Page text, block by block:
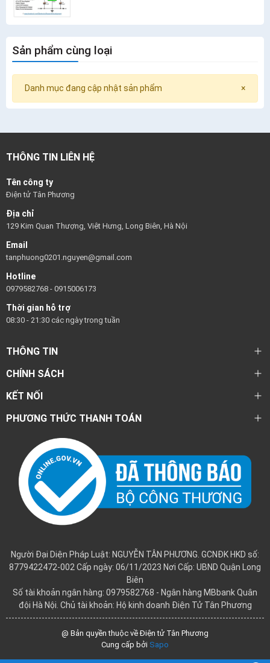
Sản phẩm cùng loại
×
Danh mục đang cập nhật sản phẩm
THÔNG TIN LIÊN HỆ
Tên công ty
Điện tử Tân Phương
Địa chỉ
129 Kim Quan Thượng, Việt Hưng, Long Biên, Hà Nội
Email
tanphuong0201.nguyen@gmail.com
Hotline
0979582768 - 0915006173
Thời gian hỗ trợ
08:30 - 21:30 các ngày trong tuần
THÔNG TIN
CHÍNH SÁCH
KẾT NỐI
PHƯƠNG THỨC THANH TOÁN
Người Đại Diện Pháp Luật: NGUYỄN TÂN PHƯƠNG. GCNĐK HKD số:
8779422472-002 Cấp ngày: 06/11/2023 Nơi Cấp: UBND Quận Long
Biên
Số tài khoản ngân hàng: 0979582768 - Ngân hàng MBbank Quân
đội Hà Nội. Chủ tài khoản: Hộ kinh doanh Điện Tử Tân Phương
@ Bản quyền thuộc về Điện tử Tân Phương
Cung cấp bởi Sapo